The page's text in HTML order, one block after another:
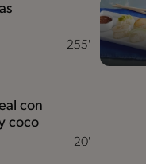
255'
20'
con
coco